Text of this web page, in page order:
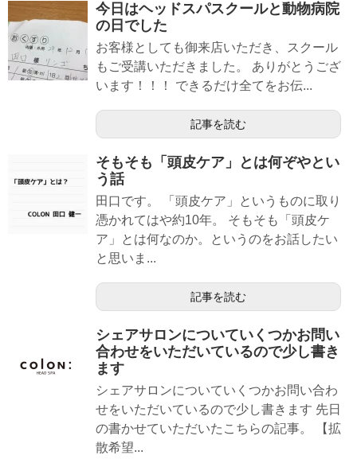
今日はヘッドスパスクールと動物病院
の日でした
お客様としても御来店いただき、スクール
もご受講いただきました。 ありがとうござ
います！！！ できるだけ全てをお伝...
記事を読む
そもそも「頭皮ケア」とは何ぞやとい
う話
田口です。 「頭皮ケア」というものに取り
憑かれてはや約10年。 そもそも「頭皮ケ
ア」とは何なのか。というのをお話したい
と思いま...
記事を読む
シェアサロンについていくつかお問い
合わせをいただいているので少し書き
ます
シェアサロンについていくつかお問い合わ
せをいただいているので少し書きます 先日
の書かせていただいたこちらの記事。 【拡
散希望...